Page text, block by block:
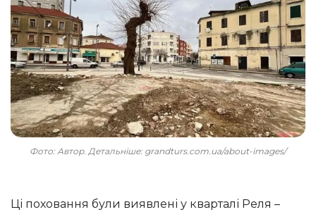
Фото: Автор. Детальніше: grandturs.com.ua/about-images/
Ці поховання були виявлені у кварталі Реля –